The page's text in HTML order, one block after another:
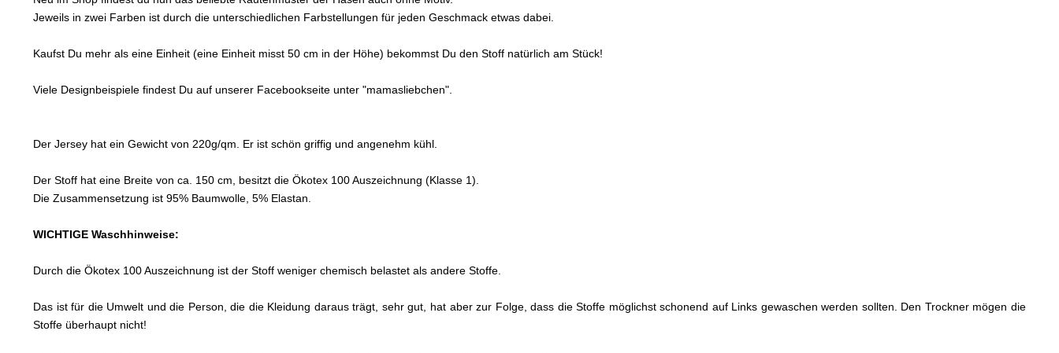
Jeweils in zwei Farben ist durch die unterschiedlichen Farbstellungen für jeden Geschmack etwas dabei.
Kaufst Du mehr als eine Einheit (eine Einheit misst 50 cm in der Höhe) bekommst Du den Stoff natürlich am Stück!
Viele Designbeispiele findest Du auf unserer Facebookseite unter "mamasliebchen".
Der Jersey hat ein Gewicht von 220g/qm. Er ist schön griffig und angenehm kühl.
Der Stoff hat eine Breite von ca. 150 cm, besitzt die Ökotex 100 Auszeichnung (Klasse 1).
Die Zusammensetzung ist 95% Baumwolle, 5% Elastan.
WICHTIGE Waschhinweise:
Durch die Ökotex 100 Auszeichnung ist der Stoff weniger chemisch belastet als andere Stoffe.
Das ist für die Umwelt und die Person, die die Kleidung daraus trägt, sehr gut, hat aber zur Folge, dass die Stoffe möglichst schonend auf Links gewaschen werden sollten. Den Trockner mögen die
Stoffe überhaupt nicht!